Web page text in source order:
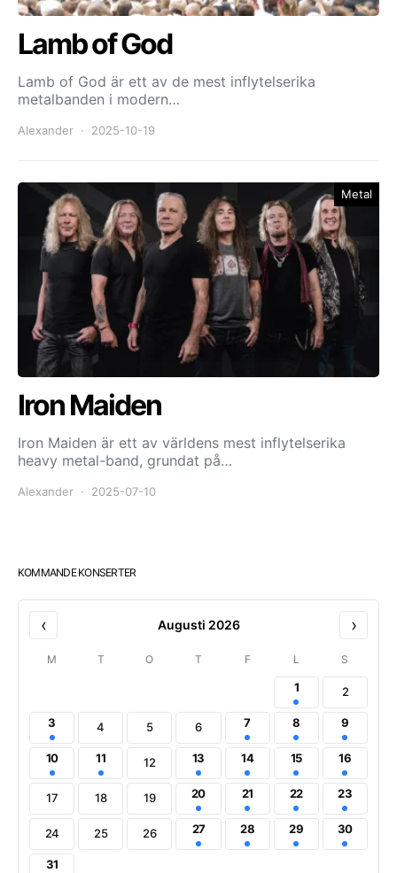
Lamb of God
Lamb of God är ett av de mest inflytelserika
metalbanden i modern…
Alexander 2025-10-19
Metal
Iron Maiden
Iron Maiden är ett av världens mest inflytelserika
heavy metal-band, grundat på…
Alexander 2025-07-10
KOMMANDE KONSERTER
‹ Augusti 2026 ›
M T O T F L S
1 2
3 4 5 6 7 8 9
10 11 12 13 14 15 16
17 18 19 20 21 22 23
24 25 26 27 28 29 30
31